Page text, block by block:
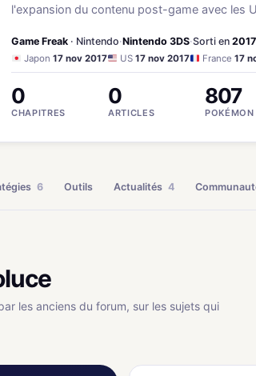
l'expansion du contenu post-game avec les
Game Freak · Nintendo·Nintendo 3DS·Sorti en 2017
Japon17 nov 2017 US17 nov 2017 France17
0
CHAPITRES
0
ARTICLES
807
POKÉMON
6 Outils Actualités 4
les anciens du forum, sur les sujets qui